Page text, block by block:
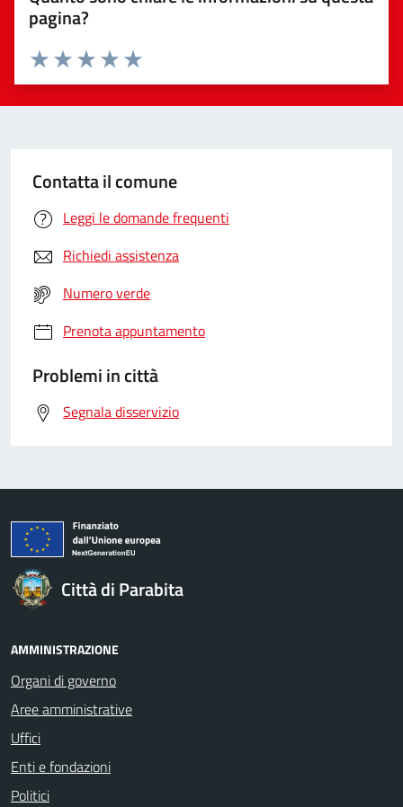
pagina?
Valuta da 1 a 5 stelle la pagina
Valuta 5 stelle su 5
Valuta 4 stelle su 5
Valuta 3 stelle su 5
Valuta 2 stelle su 5
Valuta 1 stelle su 5
Contatta il comune
Leggi le domande frequenti
Richiedi assistenza
Numero verde
Prenota appuntamento
Problemi in città
Segnala disservizio
Città di Parabita
AMMINISTRAZIONE
Organi di governo
Aree amministrative
Uffici
Enti e fondazioni
Politici